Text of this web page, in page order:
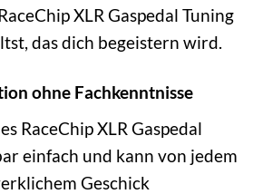
XLR Gaspedal Tuning
das dich begeistern wird.
ohne Fachkenntnisse
RaceChip XLR Gaspedal
einfach und kann von jedem
Geschick